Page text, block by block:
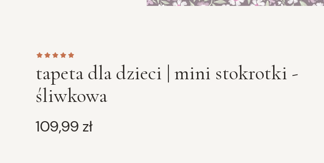
tapeta dla dzieci | mini stokrotki -
śliwkowa
Cena
109,99 zł